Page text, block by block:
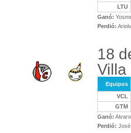
LTU
Ganó:
Perdió:
18
Villa
Equipos
VCL
GTM
Ganó:
Perdió: